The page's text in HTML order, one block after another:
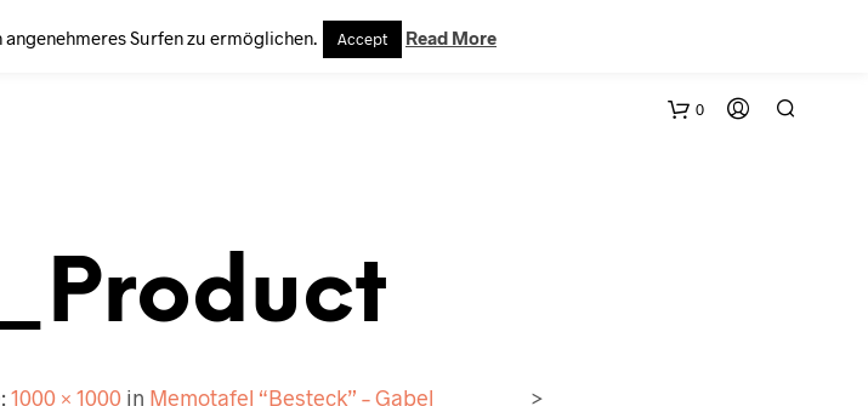
VERTRAG WIDERRUFEN
0
1000 × 1000 in Memotafel “Besteck” – Gabel >
Surfen zu ermöglichen. Accept Read More